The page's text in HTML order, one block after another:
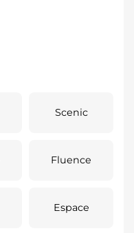
Scenic
Fluence
Espace